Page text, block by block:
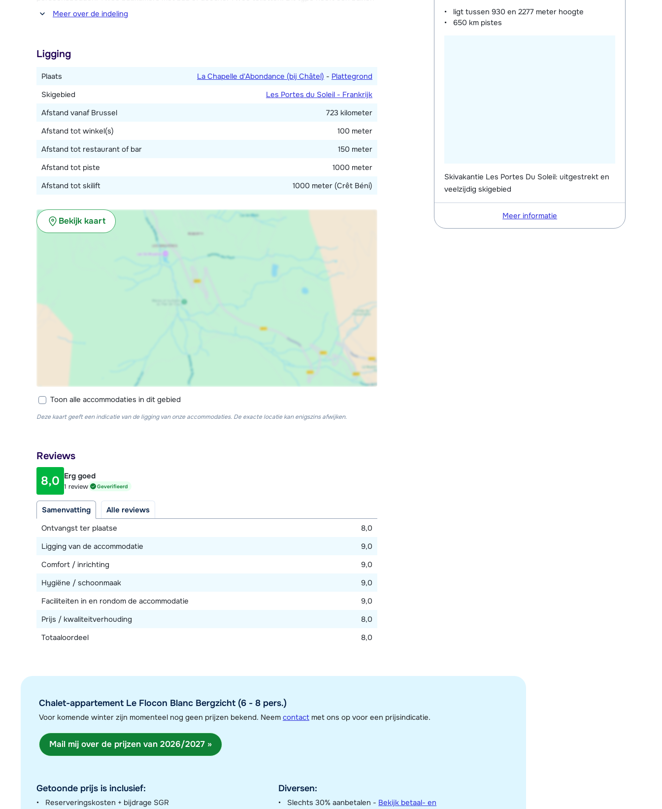
met bergzicht.
Meer over de indeling
Ligging
Plaats La Chapelle d'Abondance (bij Châtel) - Plattegrond
Skigebied
Les Portes du Soleil - Frankrijk
Afstand vanaf Brussel
723 kilometer
Afstand tot winkel(s)
100 meter
Afstand tot restaurant of bar
150 meter
Afstand tot piste
1000 meter
Afstand tot skilift
1000 meter (Crêt Béni)
Bekijk kaart
Toon alle accommodaties in dit gebied
Deze kaart geeft een indicatie van de ligging van onze accommodaties. De exacte locatie kan enigszins afwijken.
Reviews
8,0 Erg goed
1 review Geverifieerd
Samenvatting
Alle reviews
Ontvangst ter plaatse
8,0
Ligging van de accommodatie
9,0
Comfort / inrichting
9,0
Hygiëne / schoonmaak
9,0
Faciliteiten in en rondom de accommodatie
9,0
Prijs / kwaliteitverhouding
8,0
Totaaloordeel
8,0
Chalet-appartement Le Flocon Blanc Bergzicht (6 - 8 pers.)
Voor komende winter zijn momenteel nog geen prijzen bekend. Neem contact met ons op voor een prijsindicatie.
Mail mij over de prijzen van 2026/2027 »
Getoonde prijs is inclusief:
Reserveringskosten + bijdrage SGR
Diversen:
Slechts 30% aanbetalen - Bekijk betaal- en
ligt tussen930 en 2277 meter hoogte
650 km pistes
Skivakantie Les Portes Du Soleil: uitgestrekt en
veelzijdig skigebied
Meer informatie